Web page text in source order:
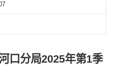
口分局2025年第1季